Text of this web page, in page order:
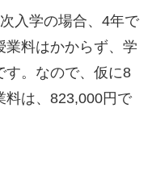
入学の場合、4年で
業料はかからず、学
す。なので、仮に8
料は、823,000円で